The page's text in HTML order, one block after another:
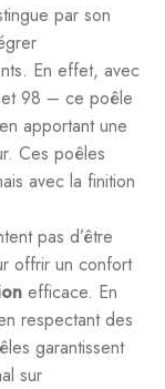
par son
En effet, avec
98 – ce poêle
apportant une
Ces poêles
avec la finition
pas d’être
offrir un confort
efficace. En
respectant des
garantissent
sur